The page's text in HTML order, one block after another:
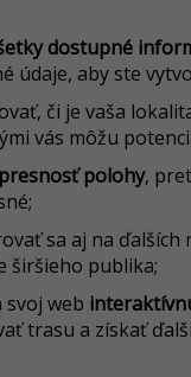
dostupné
údaje, aby ste
či je vaša
vás môžu
polohy,
sa aj na ďalších
širšieho publika;
web
trasu a získať